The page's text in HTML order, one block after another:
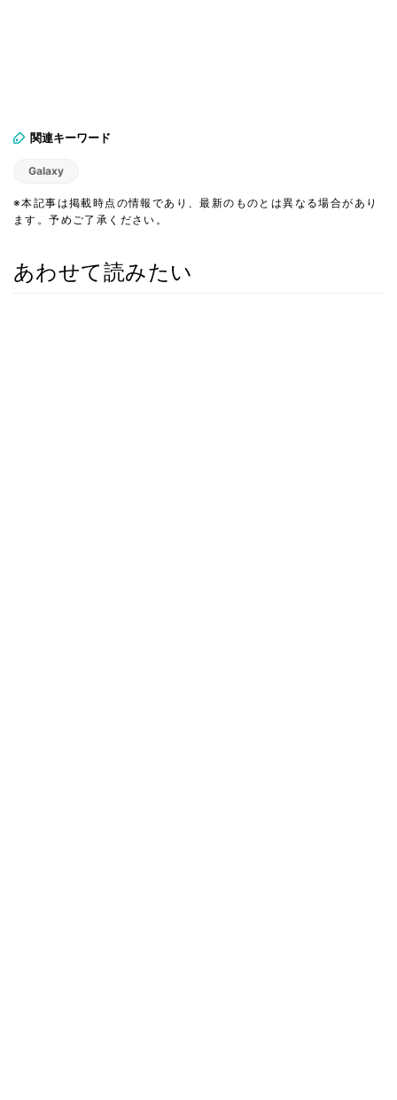
関連キーワード
Galaxy
※本記事は掲載時点の情報であり、最新のものとは異なる場合があり
ます。予めご了承ください。
あわせて読みたい